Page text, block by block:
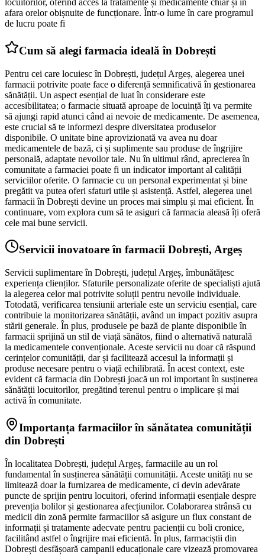
locuitorilor, oferind acces la tratamente și medicamente chiar și în
afara orelor obișnuite de funcționare. Într-o lume în care programul
de lucru poate fi
Cum să alegi farmacia ideală în Dobrești
Pentru cei care locuiesc în Dobrești, județul Argeș, alegerea unei
farmacii potrivite poate face o diferență semnificativă în gestionarea
sănătății. Un aspect esențial de luat în considerare este
accesibilitatea; o farmacie situată aproape de locuință îți va permite
să ajungi rapid atunci când ai nevoie de medicamente. De asemenea,
este crucial să te informezi despre diversitatea produselor
disponibile. O unitate bine aprovizionată va avea nu doar
medicamentele de bază, ci și suplimente sau produse de îngrijire
personală, adaptate nevoilor tale. Nu în ultimul rând, aprecierea în
comunitate a farmaciei poate fi un indicator important al calității
serviciilor oferite. O farmacie cu un personal experimentat și bine
pregătit va putea oferi sfaturi utile și asistență. Astfel, alegerea unei
farmacii în Dobrești devine un proces mai simplu și mai eficient. În
continuare, vom explora cum să te asiguri că farmacia aleasă îți oferă
cele mai bune servicii.
Servicii inovatoare în farmacii Dobrești, Argeș
Servicii suplimentare în Dobrești, județul Argeș, îmbunătățesc
experiența clienților. Sfaturile personalizate oferite de specialiști ajută
la alegerea celor mai potrivite soluții pentru nevoile individuale.
Totodată, verificarea tensiunii arteriale este un serviciu esențial, care
contribuie la monitorizarea sănătății, având un impact pozitiv asupra
stării generale. În plus, produsele pe bază de plante disponibile în
farmacii sprijină un stil de viață sănătos, fiind o alternativă naturală
la medicamentele convenționale. Aceste servicii nu doar că răspund
cerințelor comunității, dar și facilitează accesul la informații și
produse necesare pentru o viață echilibrată. În acest context, este
evident că farmacia din Dobrești joacă un rol important în susținerea
sănătății locuitorilor, pregătind terenul pentru o implicare și mai
activă în comunitate.
Importanța farmaciilor în sănătatea comunității
din Dobrești
În localitatea Dobrești, județul Argeș, farmaciile au un rol
fundamental în susținerea sănătății comunității. Aceste unități nu se
limitează doar la furnizarea de medicamente, ci devin adevărate
puncte de sprijin pentru locuitori, oferind informații esențiale despre
prevenția bolilor și gestionarea afecțiunilor. Colaborarea strânsă cu
medicii din zonă permite farmaciilor să asigure un flux constant de
informații și tratamente adecvate pentru pacienții cu boli cronice,
facilitând astfel o îngrijire mai eficientă. În plus, farmaciștii din
Dobrești desfășoară campanii educaționale care vizează promovarea